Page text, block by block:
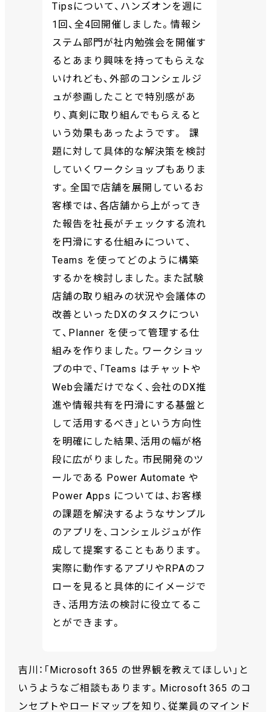
Tipsについて、ハンズオンを週に
1回、全4回開催しました。情報シ
ステム部門が社内勉強会を開催す
るとあまり興味を持ってもらえな
いけれども、外部のコンシェルジ
ュが参画したことで特別感があ
り、真剣に取り組んでもらえると
いう効果もあったようです。 課
題に対して具体的な解決策を検討
していくワークショップもありま
す。全国で店舗を展開しているお
客様では、各店舗から上がってき
た報告を社長がチェックする流れ
を円滑にする仕組みについて、
Teams を使ってどのように構築
するかを検討しました。また試験
店舗の取り組みの状況や会議体の
改善といったDXのタスクについ
て、Planner を使って管理する仕
組みを作りました。ワークショッ
プの中で、「Teams はチャットや
Web会議だけでなく、会社のDX推
進や情報共有を円滑にする基盤と
して活用するべき」という方向性
を明確にした結果、活用の幅が格
段に広がりました。市民開発のツ
ールである Power Automate や
Power Apps については、お客様
の課題を解決するようなサンプル
のアプリを、コンシェルジュが作
成して提案することもあります。
実際に動作するアプリやRPAのフ
ローを見ると具体的にイメージで
き、活用方法の検討に役立てるこ
とができます。
吉川：「Microsoft 365 の世界観を教えてほしい」と
いうようなご相談もあります。Microsoft 365 のコ
ンセプトやロードマップを知り、従業員のマインド